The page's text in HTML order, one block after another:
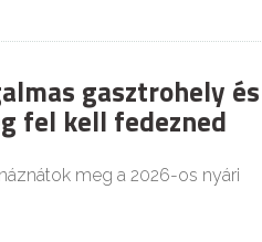
gasztrohely és
fel kell fedezned
meg a 2026-os nyári